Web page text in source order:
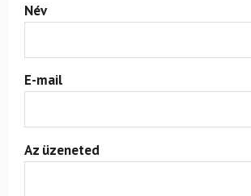
Név
E-mail
Az üzeneted